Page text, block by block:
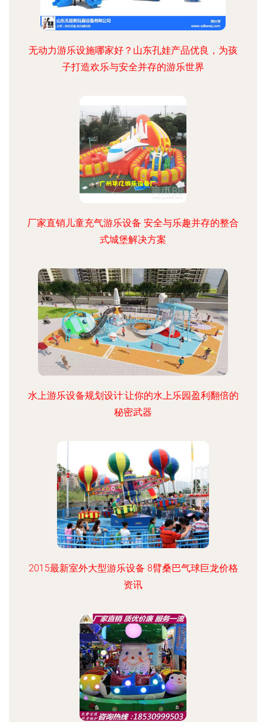
无动力游乐设施哪家好？山东孔娃产品优良，为孩
子打造欢乐与安全并存的游乐世界
厂家直销儿童充气游乐设备 安全与乐趣并存的整合
式城堡解决方案
水上游乐设备规划设计:让你的水上乐园盈利翻倍的
秘密武器
2015最新室外大型游乐设备 8臂桑巴气球巨龙价格
资讯